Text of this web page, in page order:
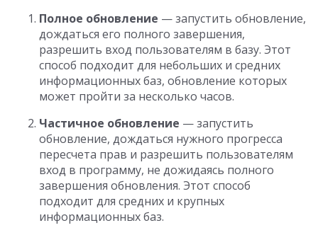
Полное обновление — запустить обновление,
дождаться его полного завершения,
разрешить вход пользователям в базу. Этот
способ подходит для небольших и средних
информационных баз, обновление которых
может пройти за несколько часов.
Частичное обновление — запустить
обновление, дождаться нужного прогресса
пересчета прав и разрешить пользователям
вход в программу, не дожидаясь полного
завершения обновления. Этот способ
подходит для средних и крупных
информационных баз.